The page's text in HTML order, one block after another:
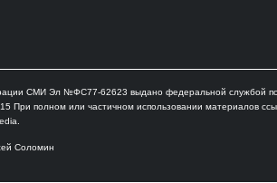
СМИ Эл №ФС77-62623 выдано федеральной службой
При полном или частичном использовании материалов
Соломин